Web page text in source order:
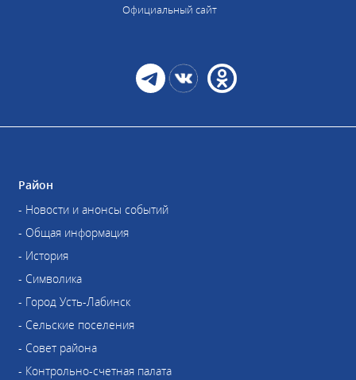
Официальный сайт
Район
- Новости и анонсы событий
- Общая информация
- История
- Символика
- Город Усть-Лабинск
- Сельские поселения
- Совет района
- Контрольно-счетная палата